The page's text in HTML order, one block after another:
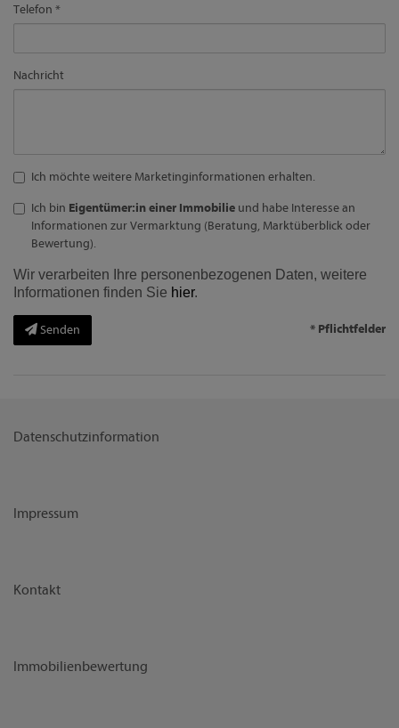
Telefon
Nachricht
Ich möchte weitere Marketinginformationen erhalten.
Ich bin Eigentümer:in einer Immobilie und habe Interesse an
Informationen zur Vermarktung (Beratung, Marktüberblick oder
Bewertung).
Wir verarbeiten Ihre personenbezogenen Daten, weitere
Informationen finden Sie hier.
Senden * Pflichtfelder
Datenschutzinformation
Impressum
Kontakt
Immobilienbewertung